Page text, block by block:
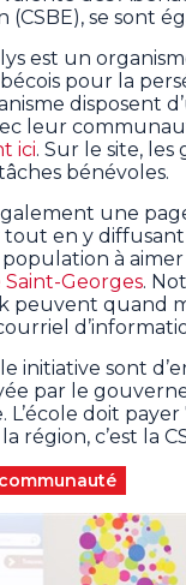
(CSBE), se sont
est un
pour la
leur
ici. Sur le site,
bénévoles.
une
en y diffusant
à
Georges.
peuvent quand
initiative sont
par le
doit
région, c’est la